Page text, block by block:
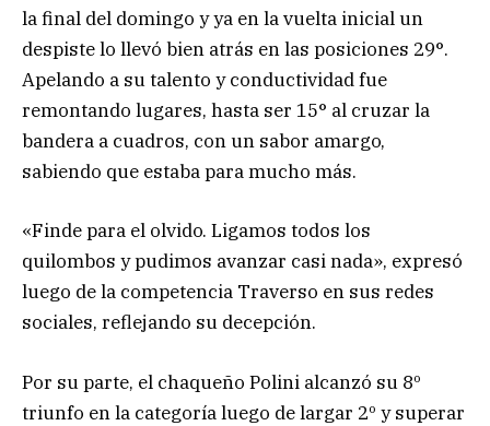
la final del domingo y ya en la vuelta inicial un
despiste lo llevó bien atrás en las posiciones 29°.
Apelando a su talento y conductividad fue
remontando lugares, hasta ser 15° al cruzar la
bandera a cuadros, con un sabor amargo,
sabiendo que estaba para mucho más.
«Finde para el olvido. Ligamos todos los
quilombos y pudimos avanzar casi nada», expresó
luego de la competencia Traverso en sus redes
sociales, reflejando su decepción.
Por su parte, el chaqueño Polini alcanzó su 8º
triunfo en la categoría luego de largar 2º y superar